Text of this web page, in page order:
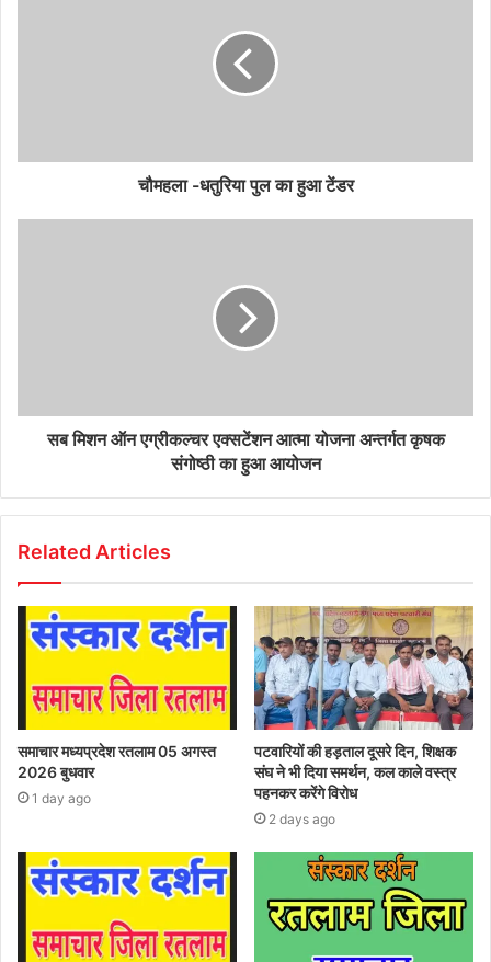
चौमहला -धतुरिया पुल का हुआ टेंडर
सब मिशन ऑन एग्रीकल्चर एक्सटेंशन आत्मा योजना अन्तर्गत कृषक
संगोष्ठी का हुआ आयोजन
Related Articles
समाचार मध्यप्रदेश रतलाम 05 अगस्त
2026 बुधवार
1 day ago
पटवारियों की हड़ताल दूसरे दिन, शिक्षक
संघ ने भी दिया समर्थन, कल काले वस्त्र
पहनकर करेंगे विरोध
2 days ago